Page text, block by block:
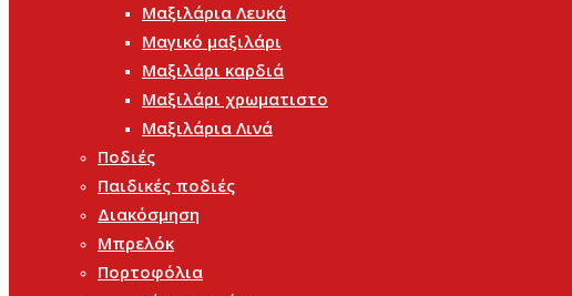
Μαξιλάρια Λευκά
Μαγικό μαξιλάρι
Μαξιλάρι καρδιά
Μαξιλάρι χρωματιστο
Μαξιλάρια Λινά
Ποδιές
Παιδικές ποδιές
Διακόσμηση
Μπρελόκ
Πορτοφόλια